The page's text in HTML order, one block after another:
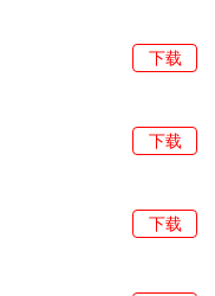
下载
下载
下载